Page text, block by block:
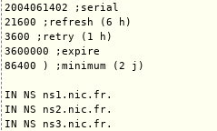
2004061402 ;serial
21600 ;refresh (6 h)
3600 ;retry (1 h)
3600000 ;expire
86400 ) ;minimum (2 j)
IN NS ns1.nic.fr.
IN NS ns2.nic.fr.
IN NS ns3.nic.fr.